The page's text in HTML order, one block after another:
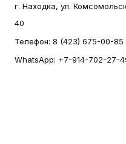
г. Находка, ул.
40
Телефон: 8 (423) 675-00-85
WhatsApp: +7-914-702-27-